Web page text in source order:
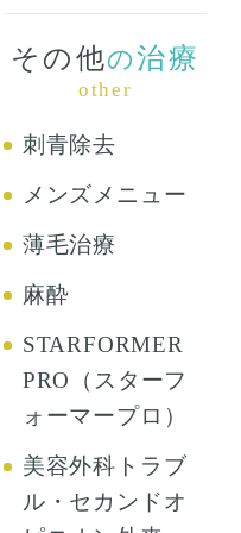
その他の治療
other
刺青除去
メンズメニュー
薄毛治療
麻酔
STARFORMER
PRO（スターフ
ォーマープロ）
美容外科トラブ
ル・セカンドオ